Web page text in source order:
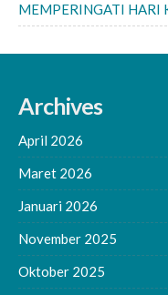
MEMPERINGATI HARI
Archives
April 2026
Maret 2026
Januari 2026
November 2025
Oktober 2025